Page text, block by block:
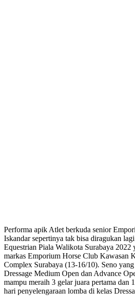
Performa apik Atlet berkuda senior
Iskandar sepertinya tak bisa diragukan
Equestrian Piala Walikota Surabaya 2022
markas Emporium Horse Club Kawasan
Complex Surabaya (13-16/10). Seno
Dressage Medium Open dan Advance
mampu meraih 3 gelar juara pertama dan
hari penyelengaraan lomba di kelas